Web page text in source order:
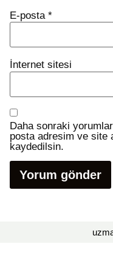
E-posta *
İnternet sitesi
Daha sonraki
posta adresim ve site
kaydedilsin.